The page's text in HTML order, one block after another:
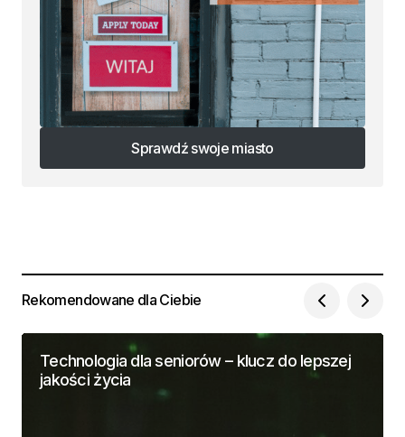
Sprawdź swoje miasto
Sprawdź swoje miasto
Rekomendowane dla Ciebie
Technologia dla seniorów – klucz do lepszej
jakości życia